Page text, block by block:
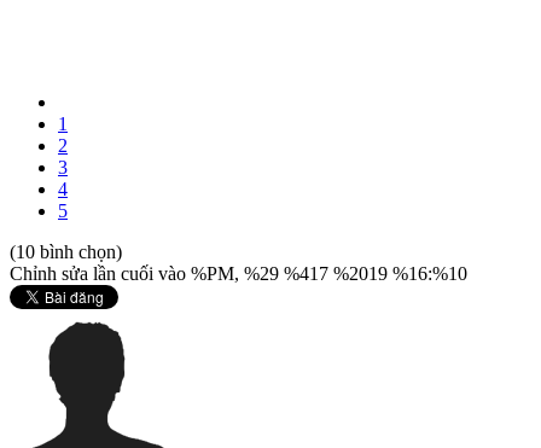
1
2
3
4
5
(10 bình chọn)
Chỉnh sửa lần cuối vào %PM, %29 %417 %2019 %16:%10